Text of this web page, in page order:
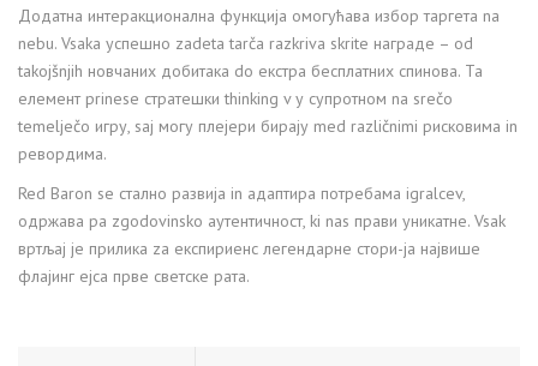
Додатна интеракционална функција омогућава избор таргета na
nebu. Vsaka успешно zadeta tarča razkriva skrite награде – od
takojšnjih новчаних добитака do екстра бесплатних спинова. Ta
елемент prinese стратешки thinking v у супротном na srečo
temelječo игру, saj могу плејери бирају med različnimi рисковима in
ревордима.
Red Baron se стално развија in адаптира потребама igralcev,
одржава pa zgodovinsko аутентичност, ki nas прави уникатне. Vsak
вртљај je прилика za експириенс легендарне стори-ја највише
флајинг ејса прве светске ратa.